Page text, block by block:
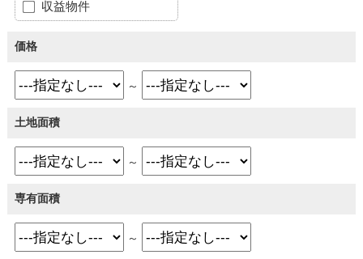
収益物件
価格
～
土地面積
～
専有面積
～